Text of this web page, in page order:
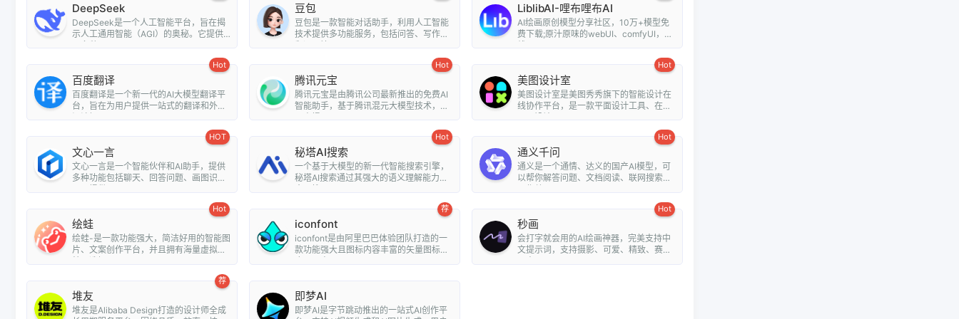
DeepSeek
DeepSeek是一个人工智能平台，旨在揭
示人工通用智能（AGI）的奥秘。它提供
了多种...
豆包
豆包是一款智能对话助手，利用人工智能
技术提供多功能服务，包括问答、写作、
翻译、情...
LiblibAI-哩布哩布AI
AI绘画原创模型分享社区，10万+模型免
费下载;原汁原味的webUI、comfyUI，在
线A...
Hot
百度翻译
百度翻译是一个新一代的AI大模型翻译平
台，旨在为用户提供一站式的翻译和外文
Hot
腾讯元宝
腾讯元宝是由腾讯公司最新推出的免费AI
智能助手，基于腾讯混元大模型技术，为
Hot
美图设计室
美图设计室是美图秀秀旗下的智能设计在
线协作平台，是一款平面设计工具、在线
HOT
文心一言
文心一言是一个智能伙伴和AI助手，提供
多种功能包括聊天、回答问题、画图识
Hot
秘塔AI搜索
一个基于大模型的新一代智能搜索引擎，
秘塔AI搜索通过其强大的语义理解能力和
Hot
通义千问
通义是一个通情、达义的国产AI模型，可
以帮你解答问题、文档阅读、联网搜索并
Hot
绘蛙
绘蛙-是一款功能强大，简洁好用的智能图
片、文案创作平台，并且拥有海量虚拟模
荐
iconfont
iconfont是由阿里巴巴体验团队打造的一
款功能强大且图标内容丰富的矢量图标
Hot
秒画
会打字就会用的AI绘画神器，完美支持中
文提示词，支持摄影、可爱、精致、赛博
荐
堆友
堆友是Alibaba Design打造的设计师全成
即梦AI
即梦AI是字节跳动推出的一站式AI创作平